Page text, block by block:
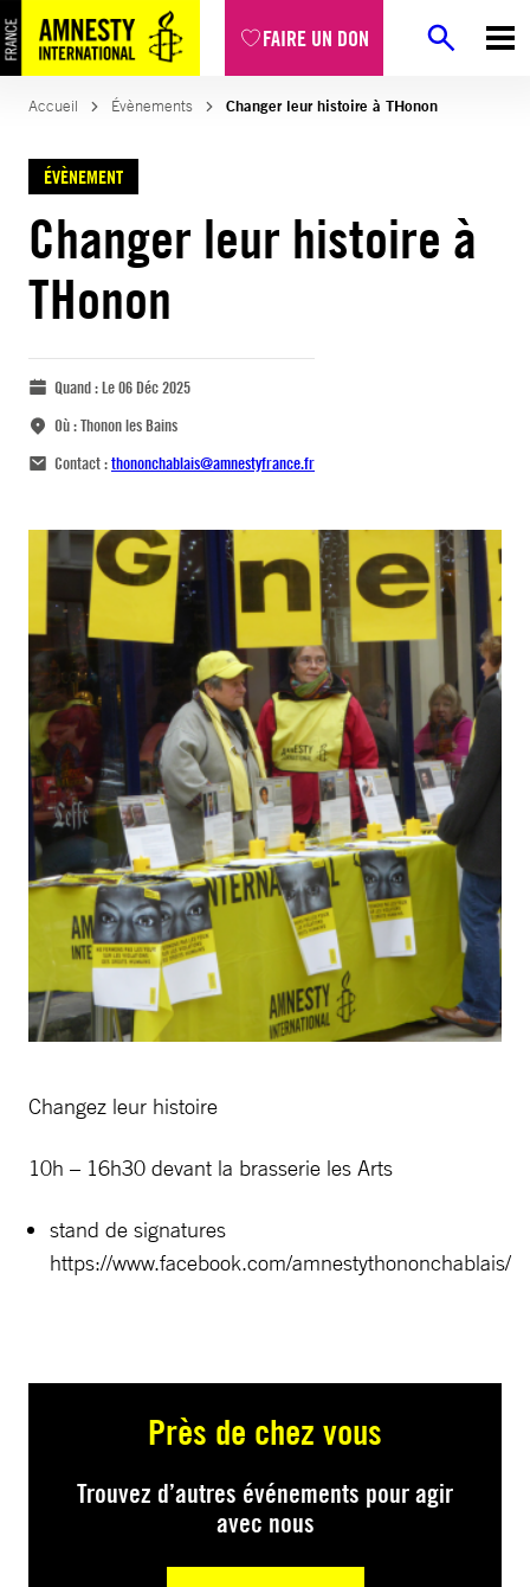
FAIRE UN DON
Accueil Évènements Changer leur histoire à THonon
ÉVÈNEMENT
Changer leur histoire à
THonon
Quand :Le 06 Déc 2025
Où :Thonon les Bains
Contact :thononchablais@amnestyfrance.fr
Changez leur histoire
10h – 16h30 devant la brasserie les Arts
stand de signatures
https://www.facebook.com/amnestythononchablais/
Près de chez vous
Trouvez d’autres événements pour agir
avec nous